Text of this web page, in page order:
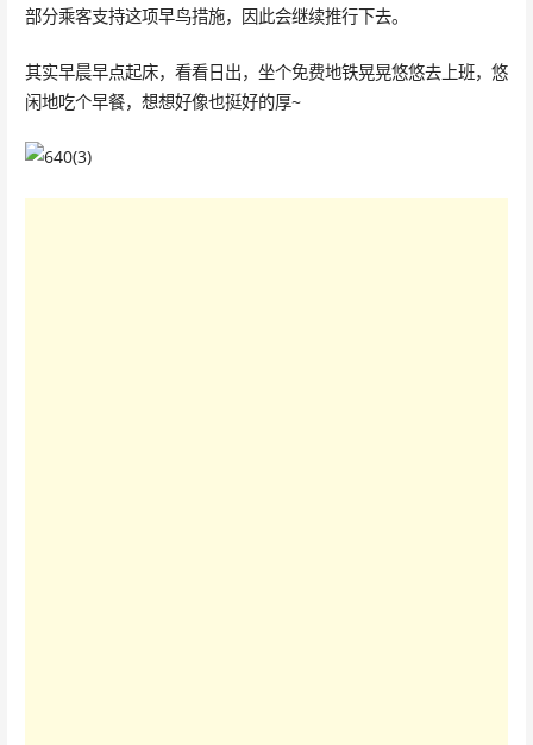
部分乘客支持这项早鸟措施，因此会继续推行下去。
其实早晨早点起床，看看日出，坐个免费地铁晃晃悠悠去上班，悠
闲地吃个早餐，想想好像也挺好的厚~